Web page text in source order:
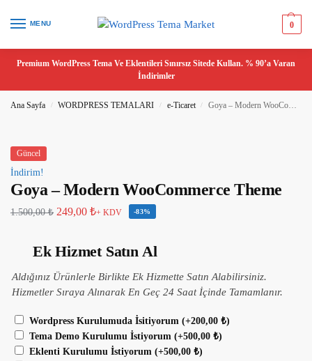
MENU 0
Premium WordPress Tema Ve Eklentileri Sınırsız Sitede Kullan. % 90’a Varan
İndirimler
Ana Sayfa / WORDPRESS TEMALARI / e-Ticaret / Goya – Modern WooCommerce Theme
Güncel
İndirim!
Goya – Modern WooCommerce Theme
1.500,00₺ 249,00 ₺+ KDV -83%
Ek Hizmet Satın Al
Aldığınız Ürünlerle Birlikte Ek Hizmette Satın Alabilirsiniz.
Hizmetler Sıraya Alınarak En Geç 24 Saat İçinde Tamamlanır.
Wordpress Kurulumuda İsitiyorum (+200,00 ₺)
Tema Demo Kurulumu İstiyorum (+500,00 ₺)
Eklenti Kurulumu İstiyorum (+500,00 ₺)